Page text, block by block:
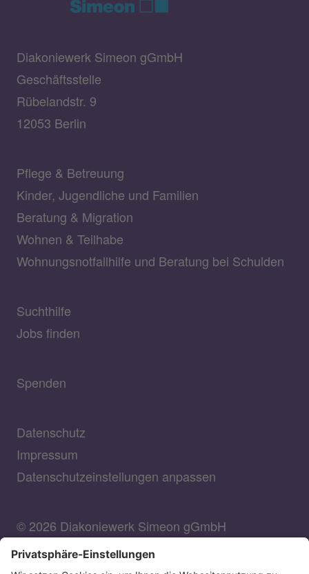
Diakoniewerk Simeon gGmbH
Geschäftsstelle
Rübelandstr. 9
12053 Berlin
Pflege & Betreuung
Kinder, Jugendliche und Familien
Beratung & Migration
Wohnen & Teilhabe
Wohnungsnotfallhilfe und Beratung bei Schulden
Suchthilfe
Jobs finden
Spenden
Datenschutz
Impressum
Datenschutzeinstellungen anpassen
© 2026 Diakoniewerk Simeon gGmbH